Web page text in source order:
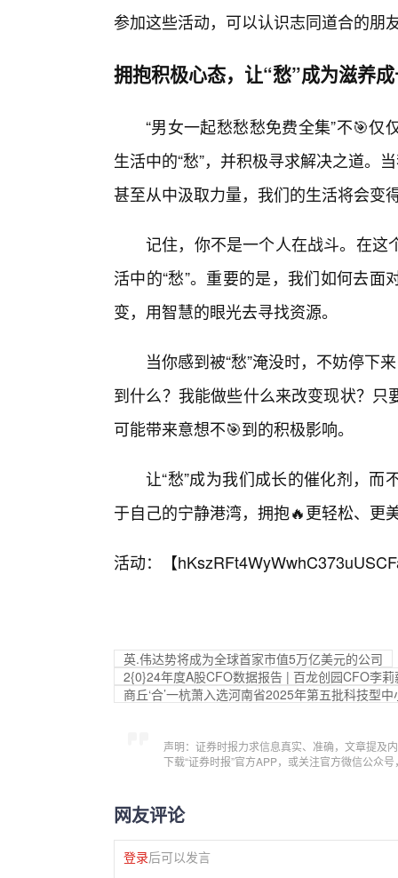
参加这些活动，可以认识志同道合的朋
拥抱积极心态，让“愁”成为滋养
“男女一起愁愁愁免费全集”不🎯
生活中的“愁”，并积极寻求解决之道。
甚至从中汲取力量，我们的生活将会变
记住，你不是一个人在战斗。在这
活中的“愁”。重要的是，我们如何去
变，用智慧的眼光去寻找资源。
当你感到被“愁”淹没时，不妨停下
到什么？我能做些什么来改变现状？
可能带来意想不🎯到的积极影响。
让“愁”成为我们成长的催化剂，
于自己的宁静港湾，拥抱🔥更轻松、更
活动：【
英.伟达势将成为全球首家市值5万亿美元的公司
2{0}24年度A股CFO数据报告 | 百龙创园CFO李
商丘‘合’一杭萧入选河南省2025年第五批科技型
声明：证券时报力求信息真实、准确，文章提及
下载“证券时报”官方APP，或关注官方微信公众
网友评论
登录后可以发言